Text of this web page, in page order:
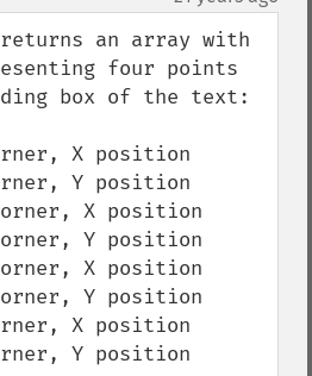
an array with
four points
box of the text:
X position
Y position
X position
Y position
X position
Y position
X position
Y position